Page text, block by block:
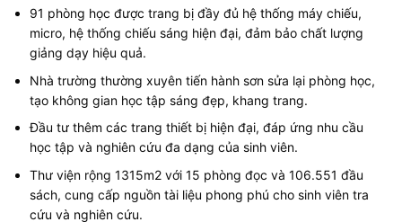
91 phòng học được trang bị đầy đủ hệ thống máy chiếu,
micro, hệ thống chiếu sáng hiện đại, đảm bảo chất lượng
giảng dạy hiệu quả.
Nhà trường thường xuyên tiến hành sơn sửa lại phòng học,
tạo không gian học tập sáng đẹp, khang trang.
Đầu tư thêm các trang thiết bị hiện đại, đáp ứng nhu cầu
học tập và nghiên cứu đa dạng của sinh viên.
Thư viện rộng 1315m2 với 15 phòng đọc và 106.551 đầu
sách, cung cấp nguồn tài liệu phong phú cho sinh viên tra
cứu và nghiên cứu.